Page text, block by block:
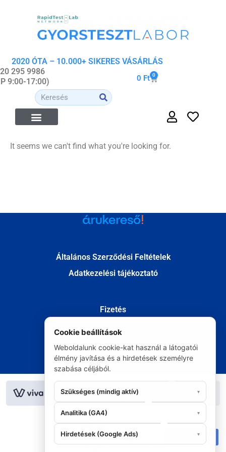
2020 ÓTA – 10.000+ SIKERES VÁSÁRLÁS
295 9986
9:00-17:00)
0 Ft 0
It seems we can't find what you're looking for.
Általános Szerződési Feltételek
Adatkezelési tájékoztató
Fizetés
Elállás
06 20 295 9986
© Minden jog fenntartva 2020
Cookie beállítások
Weboldalunk cookie-kat használ a látogatói
élmény javítása és a hirdetések személyre
szabása céljából.
Szükséges (mindig aktív) ▾
Analitika (GA4) ▾
Hirdetések (Google Ads) ▾